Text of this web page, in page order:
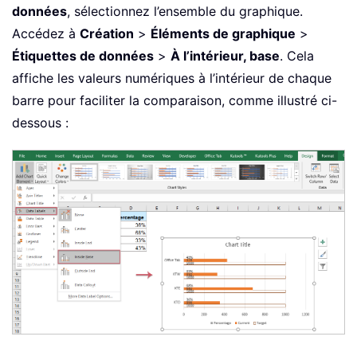
données, sélectionnez l’ensemble du graphique.
Accédez à Création > Éléments de graphique >
Étiquettes de données > À l’intérieur, base. Cela
affiche les valeurs numériques à l’intérieur de chaque
barre pour faciliter la comparaison, comme illustré ci-
dessous :